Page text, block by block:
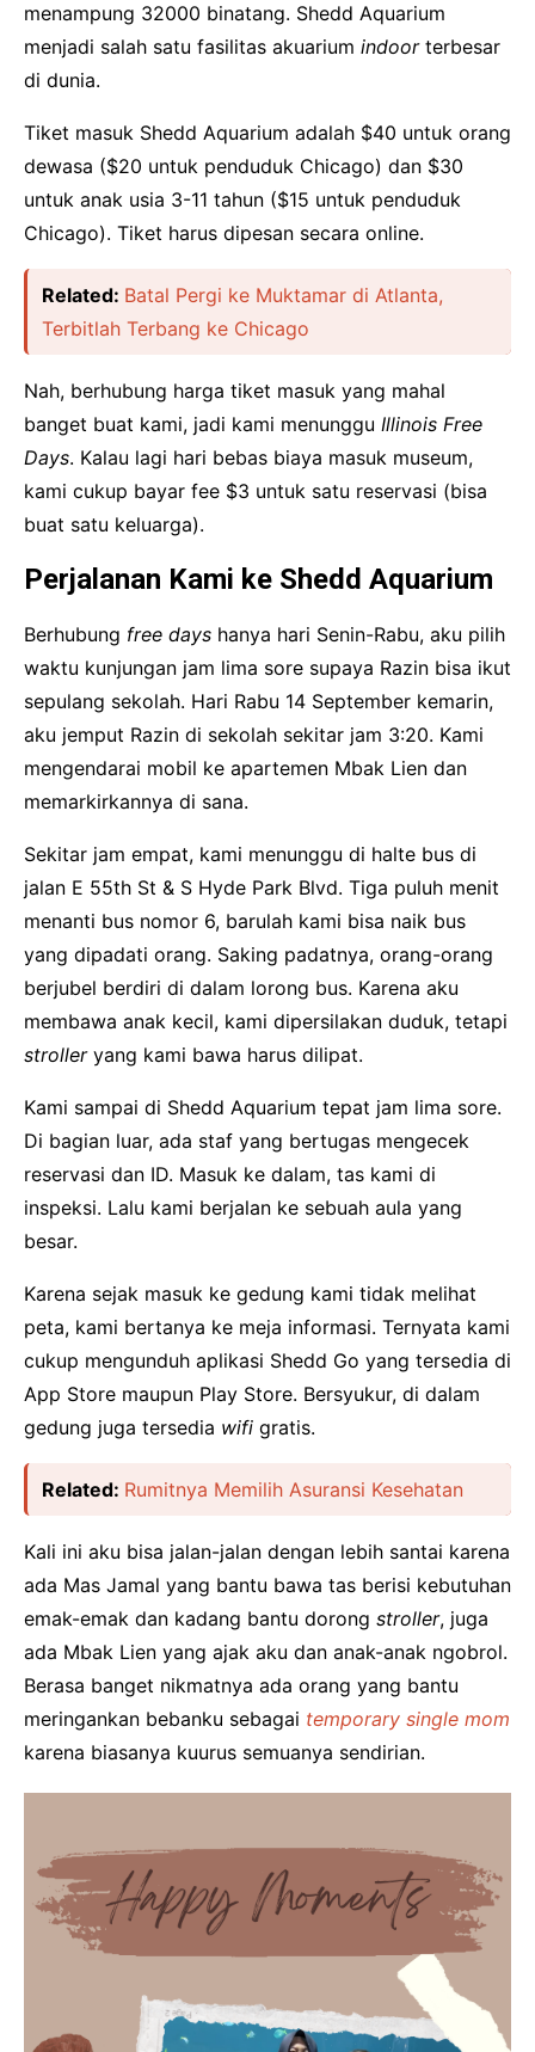
menampung 32000 binatang. Shedd Aquarium
menjadi salah satu fasilitas akuarium indoorterbesar
di dunia.
Tiket masuk Shedd Aquarium adalah $40 untuk orang
dewasa ($20 untuk penduduk Chicago) dan $30
untuk anak usia 3-11 tahun ($15 untuk penduduk
Chicago). Tiket harus dipesan secara online.
Related: Batal Pergi ke Muktamar di Atlanta,
Terbitlah Terbang ke Chicago
Nah, berhubung harga tiket masuk yang mahal
banget buat kami, jadi kami menunggu Illinois Free
Days. Kalau lagi hari bebas biaya masuk museum,
kami cukup bayar fee $3 untuk satu reservasi (bisa
buat satu keluarga).
Perjalanan Kami ke Shedd Aquarium
Berhubung free days hanya hari Senin-Rabu, aku pilih
waktu kunjungan jam lima sore supaya Razin bisa ikut
sepulang sekolah. Hari Rabu 14 September kemarin,
aku jemput Razin di sekolah sekitar jam 3:20. Kami
mengendarai mobil ke apartemen Mbak Lien dan
memarkirkannya di sana.
Sekitar jam empat, kami menunggu di halte bus di
jalan E 55th St & S Hyde Park Blvd. Tiga puluh menit
menanti bus nomor 6, barulah kami bisa naik bus
yang dipadati orang. Saking padatnya, orang-orang
berjubel berdiri di dalam lorong bus. Karena aku
membawa anak kecil, kami dipersilakan duduk, tetapi
strolleryang kami bawa harus dilipat.
Kami sampai di Shedd Aquarium tepat jam lima sore.
Di bagian luar, ada staf yang bertugas mengecek
reservasi dan ID. Masuk ke dalam, tas kami di
inspeksi. Lalu kami berjalan ke sebuah aula yang
besar.
Karena sejak masuk ke gedung kami tidak melihat
peta, kami bertanya ke meja informasi. Ternyata kami
cukup mengunduh aplikasi Shedd Go yang tersedia di
App Store maupun Play Store. Bersyukur, di dalam
gedung juga tersedia wifi gratis.
Related: Rumitnya Memilih Asuransi Kesehatan
Kali ini aku bisa jalan-jalan dengan lebih santai karena
ada Mas Jamal yang bantu bawa tas berisi kebutuhan
emak-emak dan kadang bantu dorong stroller, juga
ada Mbak Lien yang ajak aku dan anak-anak ngobrol.
Berasa banget nikmatnya ada orang yang bantu
meringankan bebanku sebagai temporary single mom
karena biasanya kuurus semuanya sendirian.